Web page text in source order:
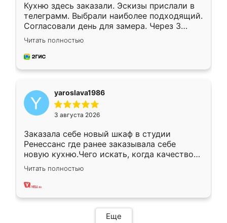
Кухню здесь заказали. Эскизы прислали в
телеграмм. Выбрали наиболее подходящий.
Согласовали день для замера. Через 3
недели кухня была уже готова. Остались
довольны работой. Спасибо Ренессанс
мебель за качественную работу!
Читать полностью
yaroslava1986
3 августа 2026
Заказала себе новый шкаф в студии
Ренессанс где ранее заказывала себе
новую кухню.Чего искать, когда качеством
вполне довольна. Служит кухня уже почти
два года, нареканий нет.
Читать полностью
Еще